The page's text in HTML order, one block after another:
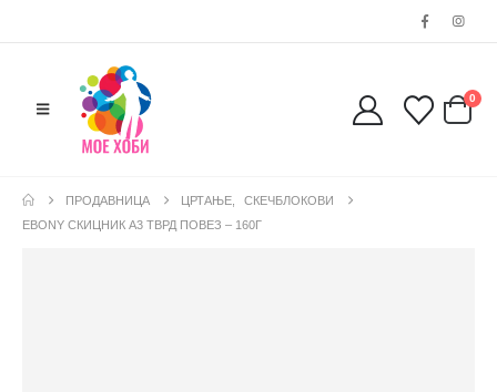
0
ПРОДАВНИЦА ЦРТАЊЕ
СКЕЧБЛОКОВИ
EBONY СКИЦНИК А3 ТВРД ПОВЕЗ – 160Г